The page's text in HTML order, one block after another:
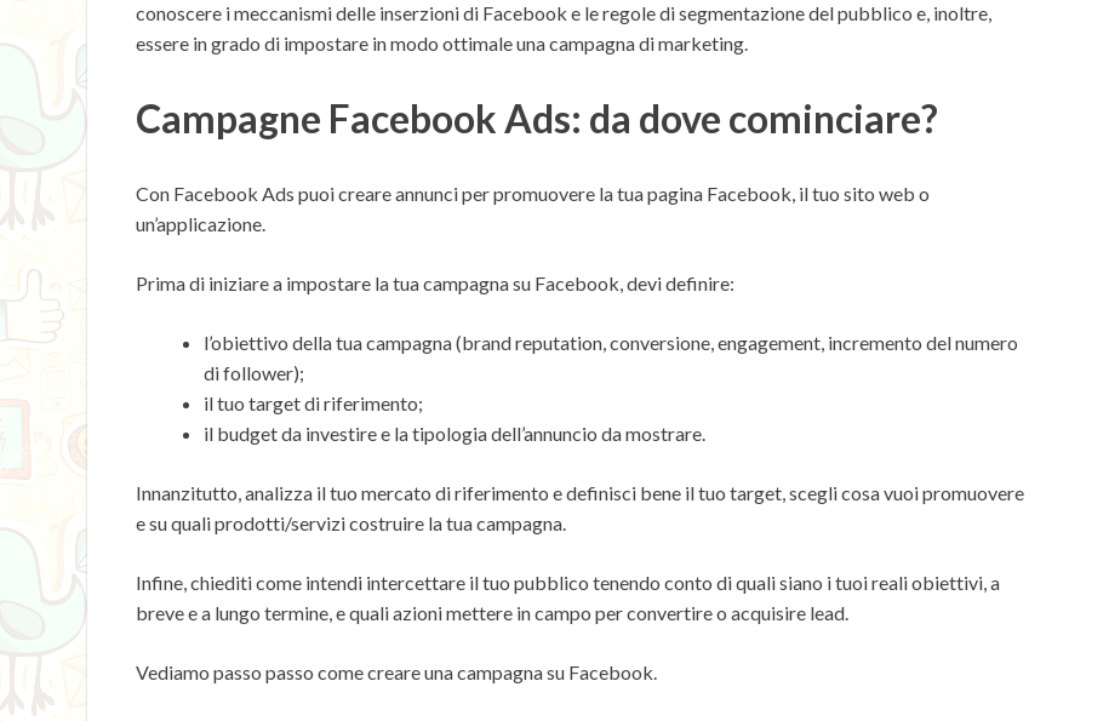
conoscere i meccanismi delle inserzioni di Facebook e le regole di segmentazione del pubblico e, inoltre,
essere in grado di impostare in modo ottimale una campagna di marketing.
Campagne Facebook Ads: da dove cominciare?
Con Facebook Ads puoi creare annunci per promuovere la tua pagina Facebook, il tuo sito web o
un’applicazione.
Prima di iniziare a impostare la tua campagna su Facebook, devi definire:
l’obiettivo della tua campagna (brand reputation, conversione, engagement, incremento del numero
di follower);
il tuo target di riferimento;
il budget da investire e la tipologia dell’annuncio da mostrare.
Innanzitutto, analizza il tuo mercato di riferimento e definisci bene il tuo target, scegli cosa vuoi promuovere
e su quali prodotti/servizi costruire la tua campagna.
Infine, chiediti come intendi intercettare il tuo pubblico tenendo conto di quali siano i tuoi reali obiettivi, a
breve e a lungo termine, e quali azioni mettere in campo per convertire o acquisire lead.
Vediamo passo passo come creare una campagna su Facebook.